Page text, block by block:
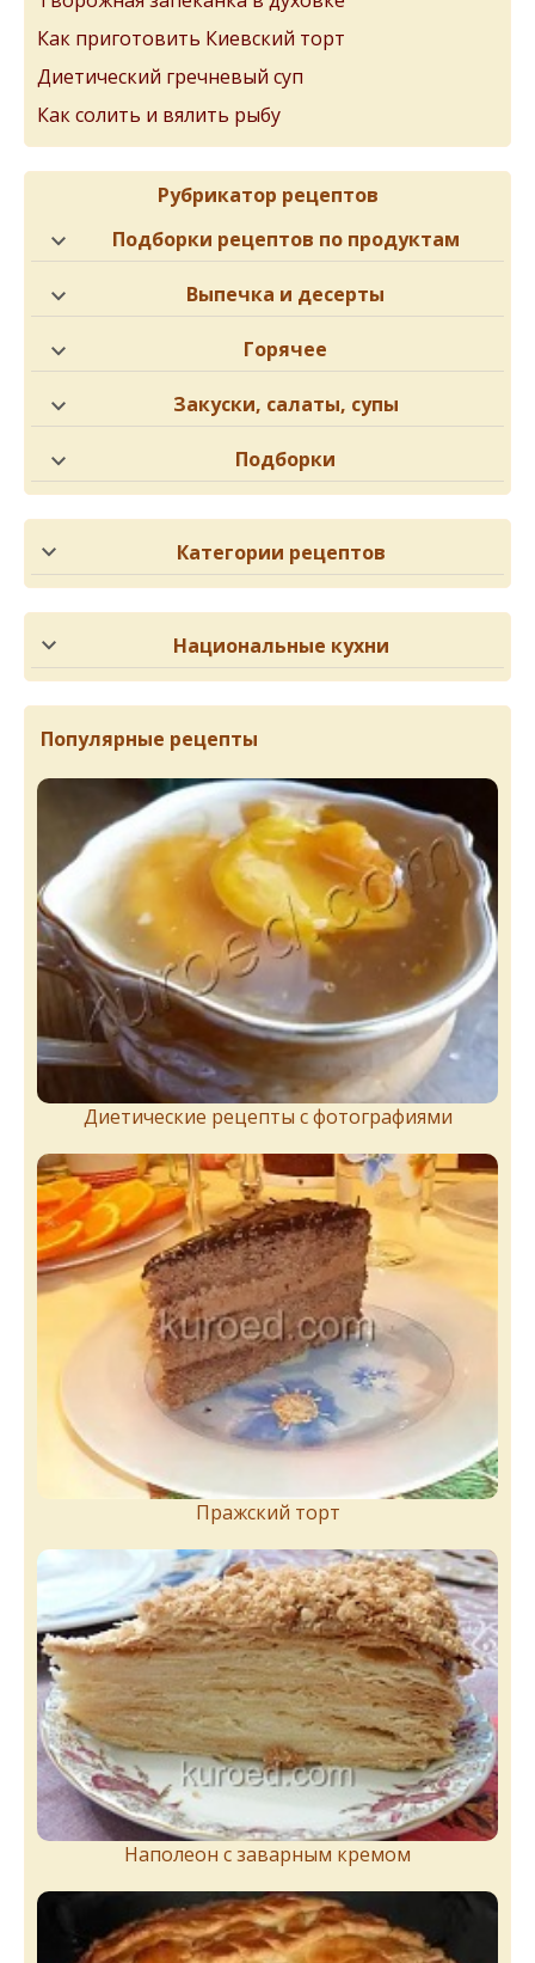
Как приготовить Киевский торт
Диетический гречневый суп
Как солить и вялить рыбу
Рубрикатор рецептов
Подборки рецептов по продуктам
Выпечка и десерты
Горячее
Закуски, салаты, супы
Подборки
Категории рецептов
Национальные кухни
Популярные рецепты
Диетические рецепты с фотографиями
Пражский торт
Наполеон с заварным кремом